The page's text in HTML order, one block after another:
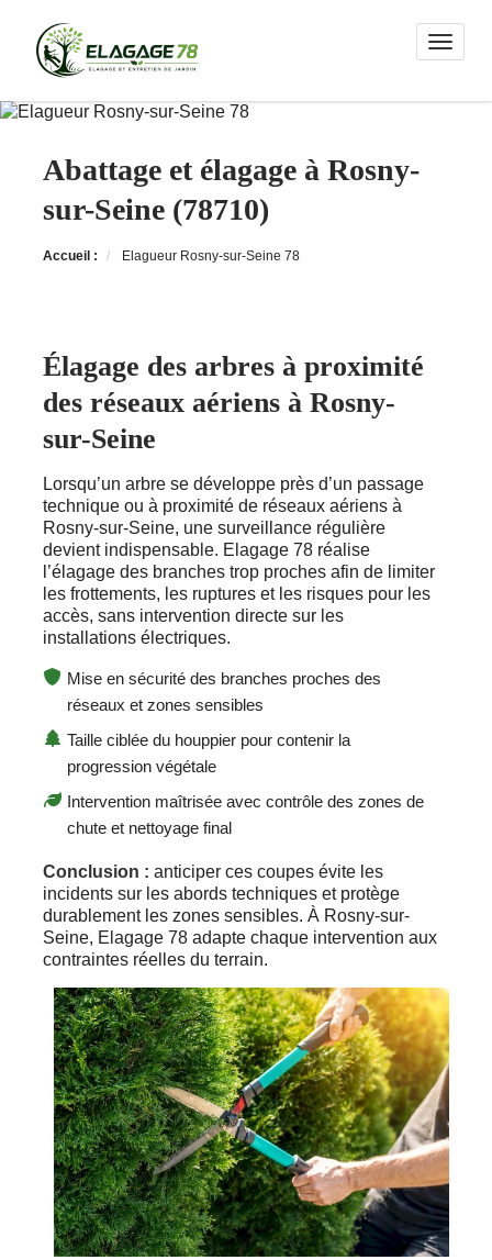
Toggle
Abattage et élagage à Rosny-
sur-Seine (78710)
Accueil : Elagueur Rosny-sur-Seine 78
Élagage des arbres à proximité
des réseaux aériens à Rosny-
sur-Seine
Lorsqu’un arbre se développe près d’un passage
technique ou à proximité de réseaux aériens à
Rosny-sur-Seine, une surveillance régulière
devient indispensable. Elagage 78 réalise
l’élagage des branches trop proches afin de limiter
les frottements, les ruptures et les risques pour les
accès, sans intervention directe sur les
installations électriques.
Mise en sécurité des branches proches des
réseaux et zones sensibles
Taille ciblée du houppier pour contenir la
progression végétale
Intervention maîtrisée avec contrôle des zones de
chute et nettoyage final
Conclusion : anticiper ces coupes évite les
incidents sur les abords techniques et protège
durablement les zones sensibles. À Rosny-sur-
Seine, Elagage 78 adapte chaque intervention aux
contraintes réelles du terrain.